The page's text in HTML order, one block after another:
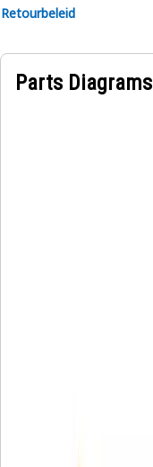
Retourbeleid
Parts Diagrams